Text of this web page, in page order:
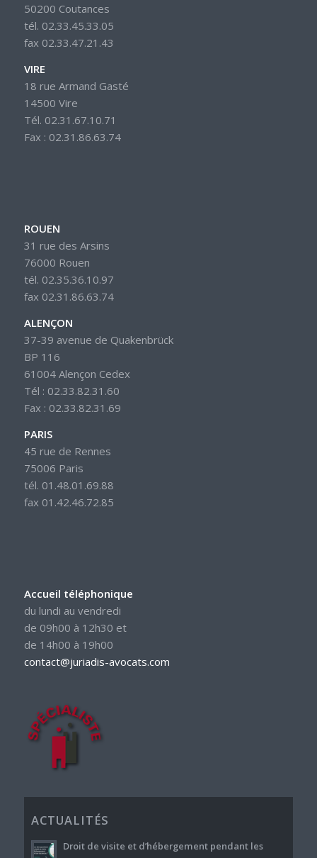
50200 Coutances
tél. 02.33.45.33.05
fax 02.33.47.21.43
VIRE
18 rue Armand Gasté
14500 Vire
Tél. 02.31.67.10.71
Fax : 02.31.86.63.74
ROUEN
31 rue des Arsins
76000 Rouen
tél. 02.35.36.10.97
fax 02.31.86.63.74
ALENÇON
37-39 avenue de Quakenbrück
BP 116
61004 Alençon Cedex
Tél : 02.33.82.31.60
Fax : 02.33.82.31.69
PARIS
45 rue de Rennes
75006 Paris
tél. 01.48.01.69.88
fax 01.42.46.72.85
Accueil téléphonique
du lundi au vendredi
de 09h00 à 12h30 et
de 14h00 à 19h00
contact@juriadis-avocats.com
ACTUALITÉS
Droit de visite et d’hébergement pendant les